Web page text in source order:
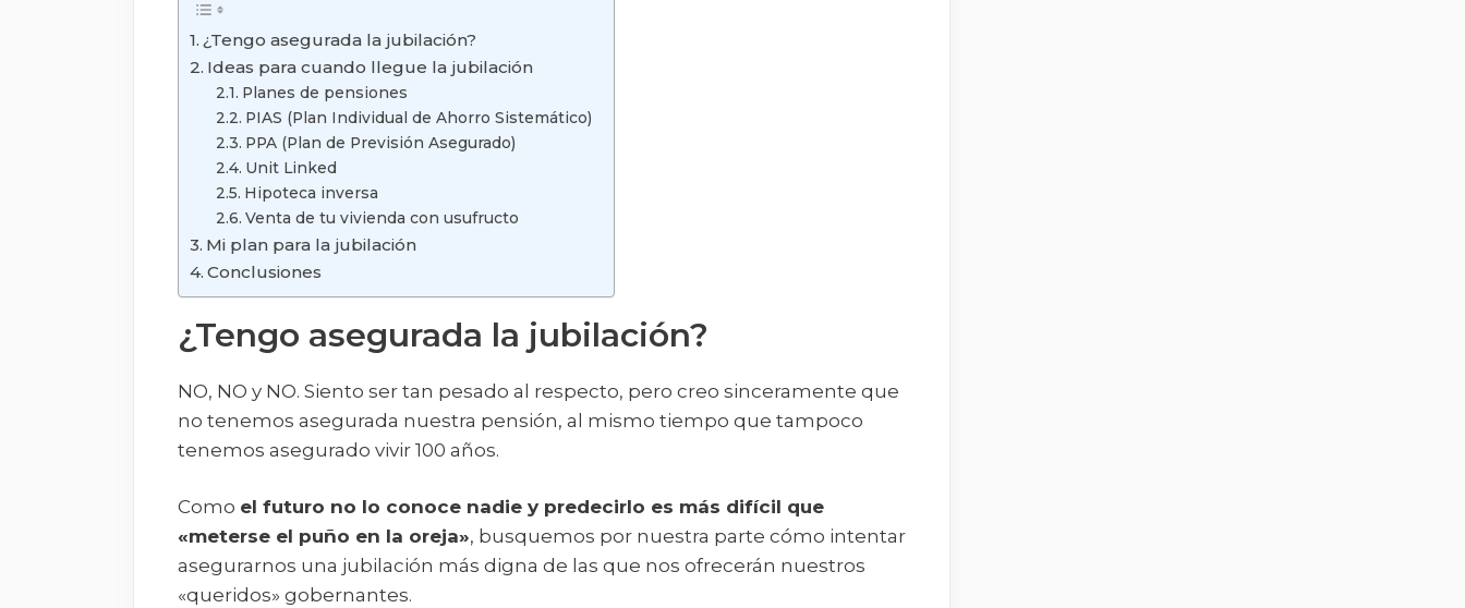
¿Tengo asegurada la jubilación?
Ideas para cuando llegue la jubilación
Planes de pensiones
PIAS (Plan Individual de Ahorro Sistemático)
PPA (Plan de Previsión Asegurado)
Unit Linked
Hipoteca inversa
Venta de tu vivienda con usufructo
Mi plan para la jubilación
Conclusiones
¿Tengo asegurada la jubilación?
NO, NO y NO. Siento ser tan pesado al respecto, pero creo sinceramente que
no tenemos asegurada nuestra pensión, al mismo tiempo que tampoco
tenemos asegurado vivir 100 años.
Como el futuro no lo conoce nadie y predecirlo es más difícil que
«meterse el puño en la oreja», busquemos por nuestra parte cómo intentar
asegurarnos una jubilación más digna de las que nos ofrecerán nuestros
«queridos» gobernantes.